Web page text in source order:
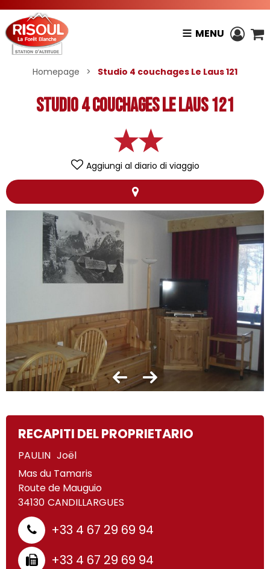
MENU
Homepage > Studio 4 couchages Le Laus 121
Studio 4 couchages Le Laus 121
Aggiungi al diario di viaggio
RECAPITI DEL PROPRIETARIO
PAULIN Joël
Mas du Tamaris
Route de Mauguio
34130 CANDILLARGUES
+33 4 67 29 69 94
+33 4 67 29 69 94